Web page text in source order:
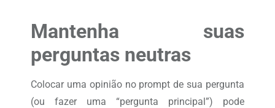
Mantenha suas
perguntas neutras
Colocar uma opinião no prompt de sua pergunta
(ou fazer uma “pergunta principal”) pode